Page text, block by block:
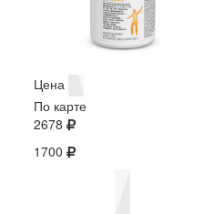
Цена
По карте
2678
1700